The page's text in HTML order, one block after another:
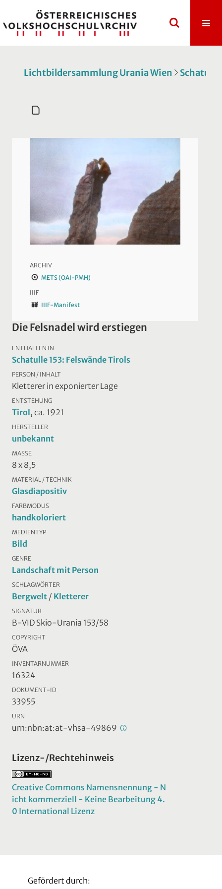
Lichtbildersammlung Urania Wien Schatulle
ARCHIV
METS (OAI-PMH)
IIIF
IIIF-Manifest
Die Felsnadel wird erstiegen
ENTHALTEN IN
Schatulle 153: Felswände Tirols
PERSON / INHALT
Kletterer in exponierter Lage
ENTSTEHUNG
Tirol, ca. 1921
HERSTELLER
unbekannt
MASSE
8 x 8,5
MATERIAL / TECHNIK
Glasdiapositiv
FARBMODUS
handkoloriert
MEDIENTYP
Bild
GENRE
Landschaft mit Person
SCHLAGWÖRTER
Bergwelt / Kletterer
SIGNATUR
B-VID Skio-Urania 153/58
COPYRIGHT
ÖVA
INVENTARNUMMER
16324
DOKUMENT-ID
33955
URN
urn:nbn:at:at-vhsa-49869
Lizenz-/Rechtehinweis
Creative Commons Namensnennung - N
icht kommerziell - Keine Bearbeitung 4.
0 International Lizenz
Gefördert durch: